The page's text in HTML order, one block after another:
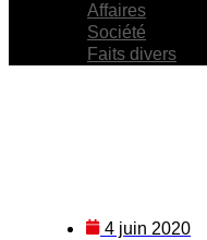
Affaires
Société
Faits divers
4 juin 2020